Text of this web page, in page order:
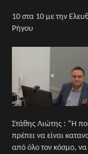
10 στα 10 με την
Ρήγου
Στάθης Λιώτης : “Η
πρέπει να είναι
από όλο τον κόσμο, να